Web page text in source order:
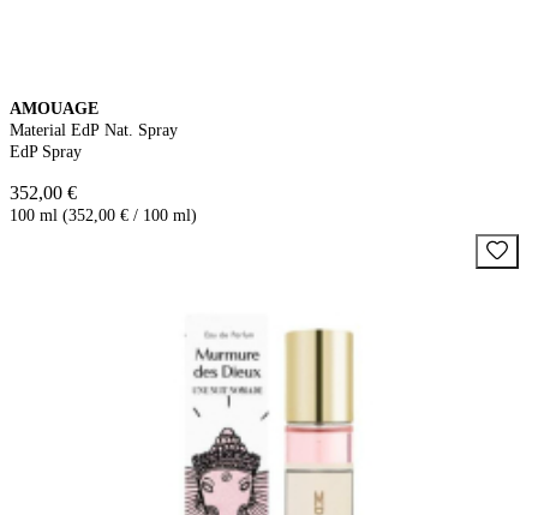
AMOUAGE
Material EdP Nat. Spray
EdP Spray
352,00 €
100 ml (352,00 € / 100 ml)